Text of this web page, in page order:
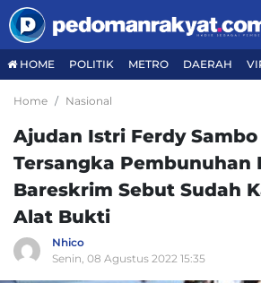
HOME POLITIK METRO DAERAH
Home Nasional
Ajudan Istri Ferdy
Tersangka Pembunuhan
Bareskrim Sebut Sudah
Alat Bukti
Nhico
Senin, 08 Agustus 2022 15:35